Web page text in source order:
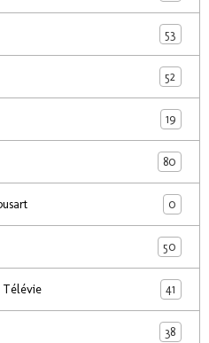
53
52
19
80
0
50
Télévie 41
38